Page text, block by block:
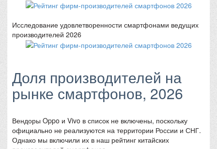
Исследование удовлетворенности смартфонами ведущих
производителей 2026
Доля производителей на
рынке смартфонов, 2026
Вендоры Oppo и Vivo в список не включены, поскольку
официально не реализуются на территории России и СНГ.
Однако мы включили их в наш рейтинг китайских